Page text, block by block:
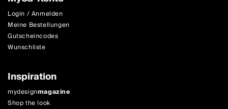
Login / Anmelden
Meine Bestellungen
Gutscheincodes
Wunschliste
Inspiration
mydesignmagazine
Shop the look